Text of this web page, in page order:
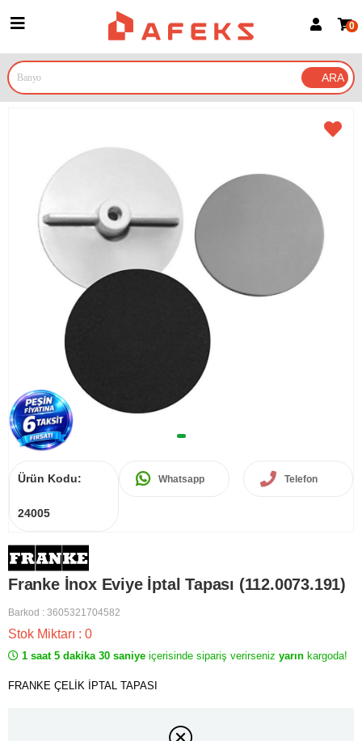
Google İle Bağlan
0
Ürün Kodu:
24005
Whatsapp Telefon
Franke İnox Eviye İptal Tapası (112.0073.191)
Barkod : 3605321704582
Stok Miktarı : 0
1 saat 5 dakika 30 saniye içerisinde sipariş verirseniz yarın kargoda!
FRANKE ÇELİK İPTAL TAPASI